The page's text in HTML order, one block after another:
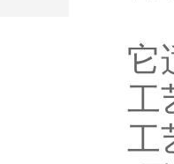
它
工
工